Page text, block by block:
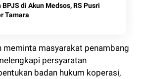
di Akun Medsos, RS Pusri
Tamara
meminta masyarakat penambang
persyaratan
badan hukum koperasi,